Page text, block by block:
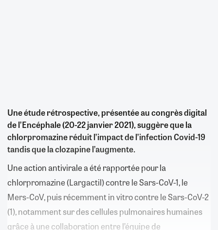
Une étude rétrospective, présentée au congrès digital
de l’Encéphale (20-22 janvier 2021), suggère que la
chlorpromazine réduit l’impact de l’infection Covid-19
tandis que la clozapine l’augmente.
Une action antivirale a été rapportée pour la
chlorpromazine (Largactil) contre le Sars-CoV-1, le
Mers-CoV, puis récemment in vitro contre le Sars-CoV-2
(1), notamment sur des cellules pulmonaires humaines
grâce à une collaboration entre l’équipe de